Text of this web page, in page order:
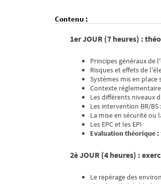
Contenu :
1er JOUR (7 heures) :
Principes généraux de
Risques et effets de
Systèmes mis en
Contexte
Les différents niveaux
Les intervention BR/
La mise en sécurité ou
Les EPC et les EPI
Evaluation théorique :
2è JOUR (4 heures) :
Le repérage des